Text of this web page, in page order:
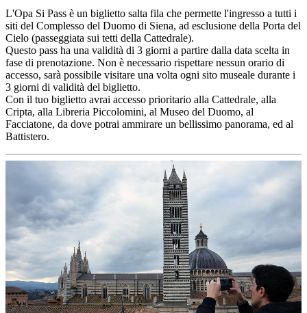
L'Opa Si Pass è un biglietto salta fila che permette l'ingresso a tutti i
siti del Complesso del Duomo di Siena, ad esclusione della Porta del
Cielo (passeggiata sui tetti della Cattedrale).
Questo pass ha una validità di 3 giorni a partire dalla data scelta in
fase di prenotazione. Non è necessario rispettare nessun orario di
accesso, sarà possibile visitare una volta ogni sito museale durante i
3 giorni di validità del biglietto.
Con il tuo biglietto avrai accesso prioritario alla Cattedrale, alla
Cripta, alla Libreria Piccolomini, al Museo del Duomo, al
Facciatone, da dove potrai ammirare un bellissimo panorama, ed al
Battistero.